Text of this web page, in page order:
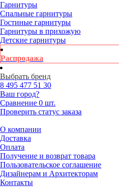
Гарнитуры
Спальные гарнитуры
Гостиные гарнитуры
Гарнитуры в прихожую
Детские гарнитуры
Распродажа
Выбрать бренд
8 495 477 51 30
Ваш город?
Сравнение 0 шт.
Проверить статус заказа
О компании
Доставка
Оплата
Получение и возврат товара
Пользовательское соглашение
Дизайнерам и Архитекторам
Контакты